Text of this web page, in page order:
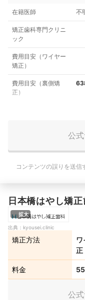
在籍医師 不
矯正歯科専門クリニ
ック
費用目安（ワイヤー
矯正）
費用目安（裏側矯
正）
公
コンテンツの誤りを送信
日本橋はやし矯
拡大
出典： kyousei.clinic
矯正方法
正
料金
公